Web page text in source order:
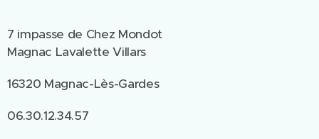
7 impasse de Chez Mondot
Magnac Lavalette Villars
16320 Magnac-Lès-Gardes
06.30.12.34.57